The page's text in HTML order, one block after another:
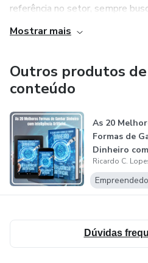
referência no setor, sempre
Mostrar mais
Outros produtos
conteúdo
As 20
Formas de
Dinheiro com
Inteligência
Ricardo C.
Dúvidas